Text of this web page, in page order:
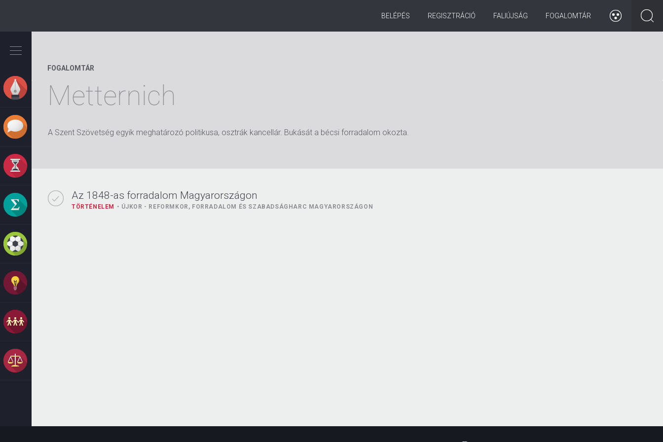
tartalomra
REGISZTRÁCIÓ FALIÚJSÁG FOGALOMTÁR
BELÉPÉS
FOGALOMTÁR
Metternich
A Szent Szövetség egyik meghatározó politikusa, osztrák kancellár. Bukását a bécsi forradalom okozta.
Az 1848-as forradalom Magyarországon
TÖRTÉNELEM ÚJKOR - REFORMKOR, FORRADALOM ÉS SZABADSÁGHARC MAGYARORSZÁGON